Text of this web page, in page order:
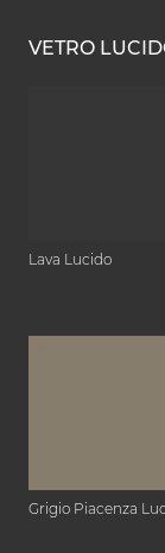
VETRO
Lava Lucido
Grigio Piacenza